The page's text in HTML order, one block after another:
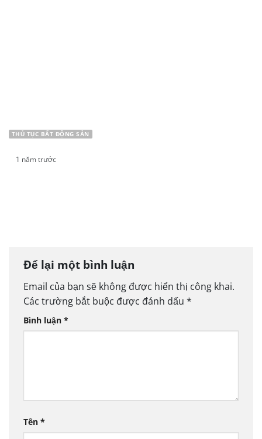
THỦ TỤC BẤT ĐỘNG SẢN
1 năm trước
Để lại một bình luận
Email của bạn sẽ không được hiển thị công khai.
Các trường bắt buộc được đánh dấu *
Bình luận *
Tên *